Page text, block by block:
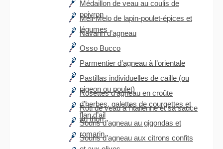
Médaillon de veau au coulis de
poivron
Meli-Melo de lapin-poulet-épices et
légumes
Navarin d’agneau
Osso Bucco
Parmentier d’agneau à l’orientale
Pastillas individuelles de caille (ou
pigeon ou poulet)
Rosettes d’agneau en croûte
d’herbes, galettes de courgettes et
flan d’ail
Rôti de veau à l’italienne et sa sauce
au thon
Souris d’agneau au gigondas et
romarin
Souris d’agneau aux citrons confits